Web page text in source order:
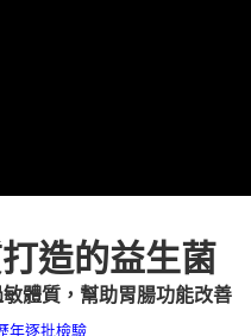
造的益生菌
體質，幫助胃腸功能改善